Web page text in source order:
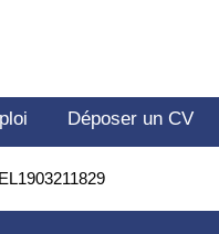
Déposer un CV